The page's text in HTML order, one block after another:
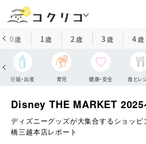
0歳 1歳 2 歳 3歳 4歳
妊娠・出産 育児 健康・安全 食とレ
Disney THE MARKET 2025
ディズニーグッズが大集合するショッ
橋三越本店レポート